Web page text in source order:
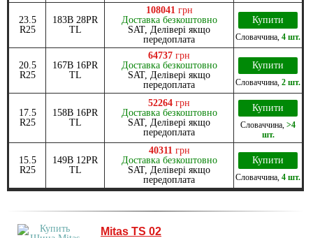
23.5
R25
183B 28PR
TL
108041 грн
Доставка безкоштовно
SAT, Делівері якщо
передоплата
Купити
Словаччина 4 шт.
20.5
R25
167B 16PR
TL
64737 грн
Доставка безкоштовно
SAT, Делівері якщо
передоплата
Купити
Словаччина 2 шт.
17.5
R25
158B 16PR
TL
52264 грн
Доставка безкоштовно
SAT, Делівері якщо
передоплата
Купити
Словаччина >4
шт.
15.5
R25
149B 12PR
TL
40311 грн
Доставка безкоштовно
SAT, Делівері якщо
передоплата
Купити
Словаччина 4 шт.
Mitas TS 02